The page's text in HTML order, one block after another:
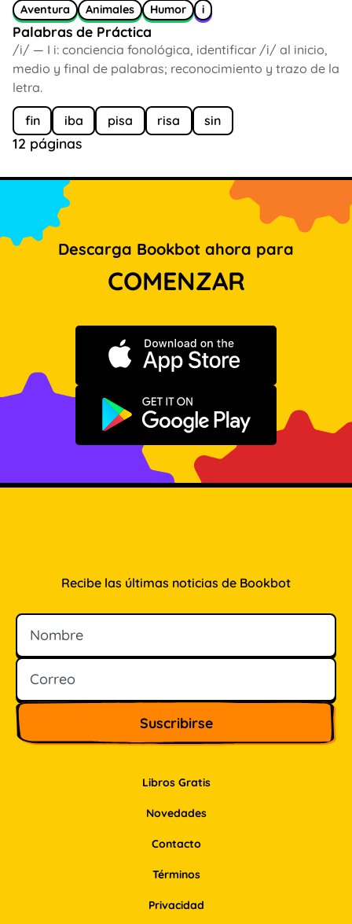
Aventura Animales Humor i
Palabras de Práctica
/i/ — I i: conciencia fonológica, identificar /i/ al inicio,
medio y final de palabras; reconocimiento y trazo de la
letra.
fin iba pisa risa sin
12 páginas
Descarga Bookbot ahora para
COMENZAR
Descargar en App Store
Disponible en Google Play
Libros Gratis
Novedades
Contacto
Recibe las últimas noticias de Bookbot
Nombre
Correo
Términos
Privacidad